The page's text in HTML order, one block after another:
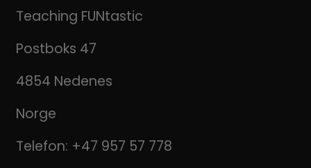
Teaching FUNtastic
Postboks 47
4854 Nedenes
Norge
Telefon: +47 957 57 778